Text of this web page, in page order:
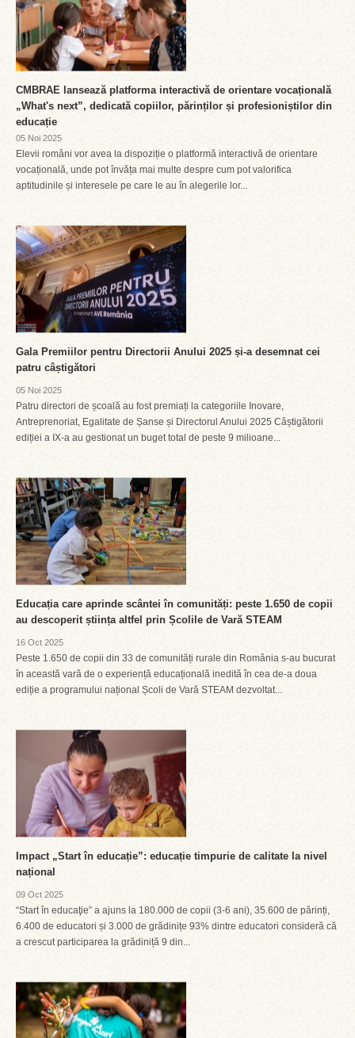
CMBRAE lansează platforma interactivă de orientare vocațională
„What's next”, dedicată copiilor, părinților și profesioniștilor din
educație
05 Noi 2025
Elevii români vor avea la dispoziție o platformă interactivă de orientare
vocațională, unde pot învăța mai multe despre cum pot valorifica
aptitudinile și interesele pe care le au în alegerile lor...
Gala Premiilor pentru Directorii Anului 2025 și-a desemnat cei
patru câștigători
05 Noi 2025
Patru directori de școală au fost premiați la categoriile Inovare,
Antreprenoriat, Egalitate de Șanse și Directorul Anului 2025 Câștigătorii
ediției a IX-a au gestionat un buget total de peste 9 milioane...
Educația care aprinde scântei în comunități: peste 1.650 de copii
au descoperit știința altfel prin Școlile de Vară STEAM
16 Oct 2025
Peste 1.650 de copii din 33 de comunități rurale din România s-au bucurat
în această vară de o experiență educațională inedită în cea de-a doua
ediție a programului național Școli de Vară STEAM dezvoltat...
Impact „Start în educație”: educație timpurie de calitate la nivel
național
09 Oct 2025
“Start în educaţie” a ajuns la 180.000 de copii (3-6 ani), 35.600 de părinți,
6.400 de educatori și 3.000 de grădinițe 93% dintre educatori consideră că
a crescut participarea la grădiniță 9 din...